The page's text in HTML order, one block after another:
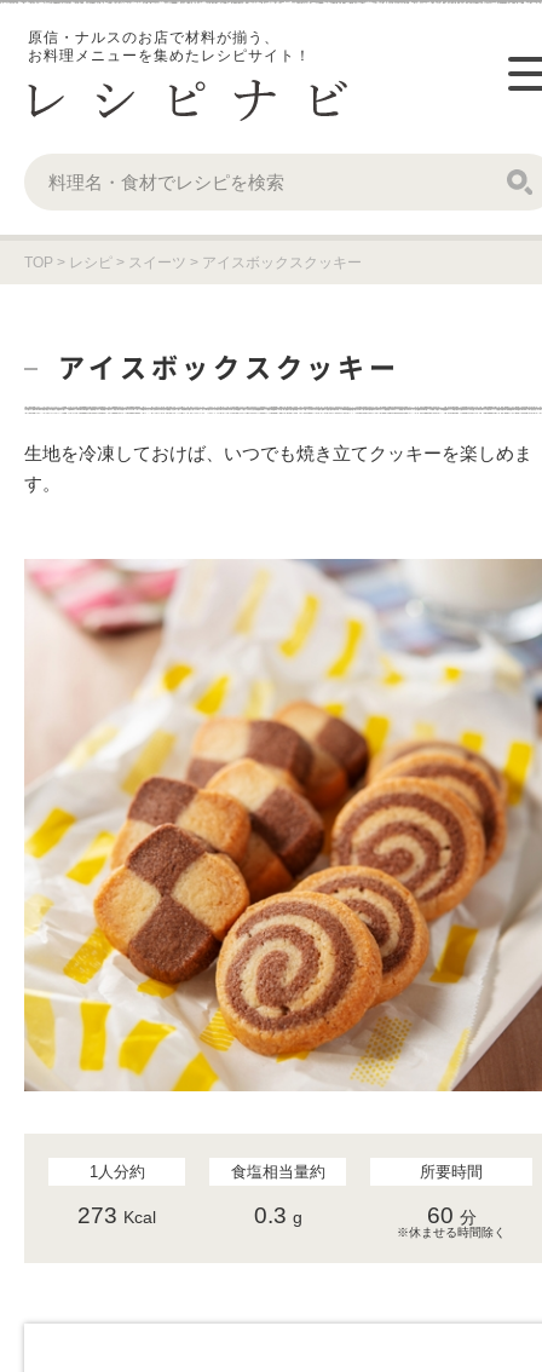
原信・ナルスのお店で材料が揃う、
お料理メニューを集めたレシピサイト！
TOP > レシピ > スイーツ > アイスボックスクッキー
アイスボックスクッキー
生地を冷凍しておけば、いつでも焼き立てクッキーを楽しめま
す。
1人分約
273 Kcal
食塩相当量約
0.3 g
所要時間
60 分
※休ませる時間除く